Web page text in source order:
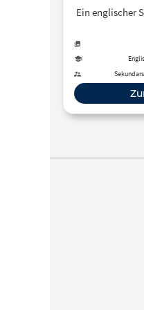
(Official
Ein englischer